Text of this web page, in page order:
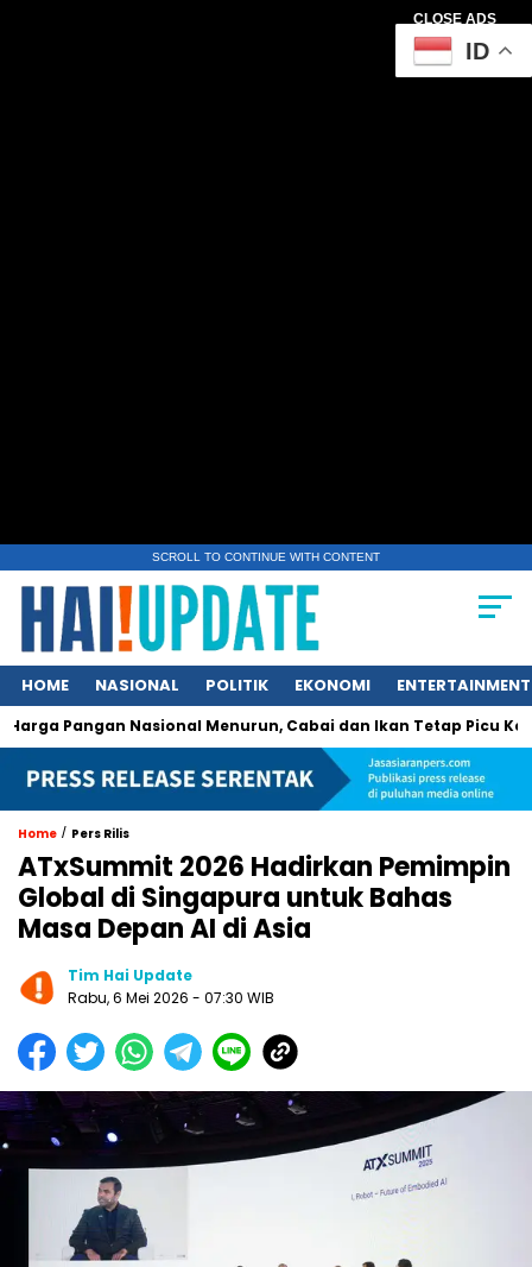
CLOSE ADS
SCROLL TO CONTINUE WITH CONTENT
HOME NASIONAL POLITIK EKONOMI ENTERTAINMENT
Nasional Menurun, Cabai dan Ikan Tetap Picu
Home / Pers Rilis
ATxSummit 2026 Hadirkan Pemimpin
Global di Singapura untuk Bahas
Masa Depan AI di Asia
Tim Hai Update
Rabu, 6 Mei 2026 - 07:30 WIB
ID